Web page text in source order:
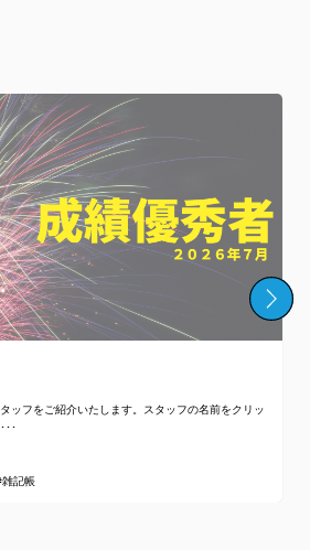
ッフをご紹介いたします。スタッフの名前をクリッ
･･
雑記帳